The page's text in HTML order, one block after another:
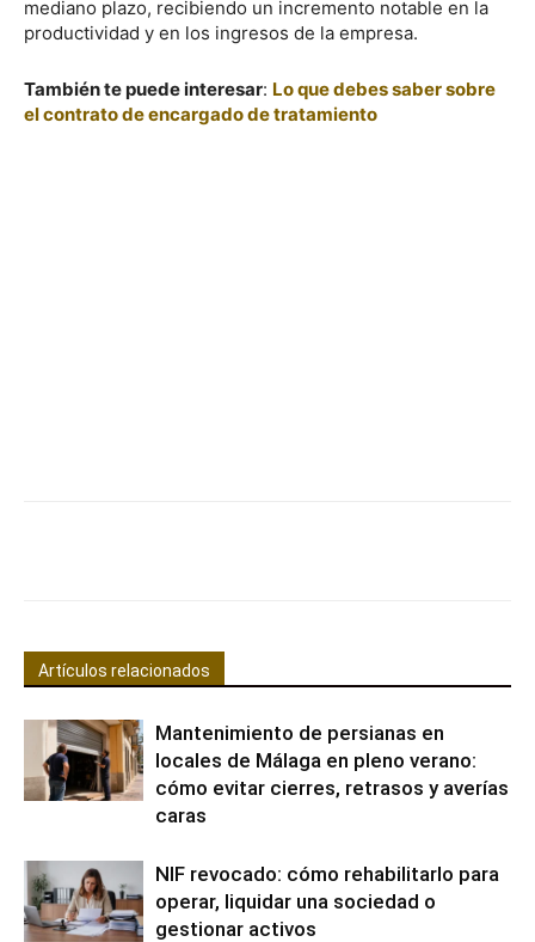
mediano plazo, recibiendo un incremento notable en la
productividad y en los ingresos de la empresa.
También te puede interesar: Lo que debes saber sobre
el contrato de encargado de tratamiento
Artículos relacionados
Mantenimiento de persianas en
locales de Málaga en pleno verano:
cómo evitar cierres, retrasos y averías
caras
NIF revocado: cómo rehabilitarlo para
operar, liquidar una sociedad o
gestionar activos